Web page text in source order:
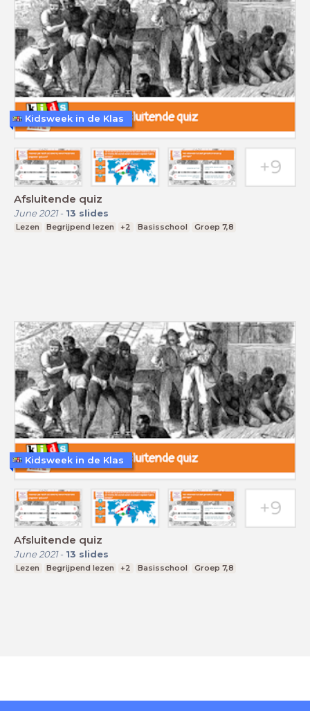
Afsluitende quiz
June 2021- 13 slides
Lezen Begrijpend lezen +2 Basisschool Groep 7,8
Kidsweek in de Klas
Afsluitende quiz
June 2021- 13 slides
Lezen Begrijpend lezen +2 Basisschool Groep 7,8
Kidsweek in de Klas